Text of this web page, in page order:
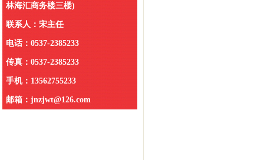
林海汇商务楼三楼)
联系人：宋主任
电话：0537-2385233
传真：0537-2385233
手机：13562755233
邮箱：jnzjwt@126.com